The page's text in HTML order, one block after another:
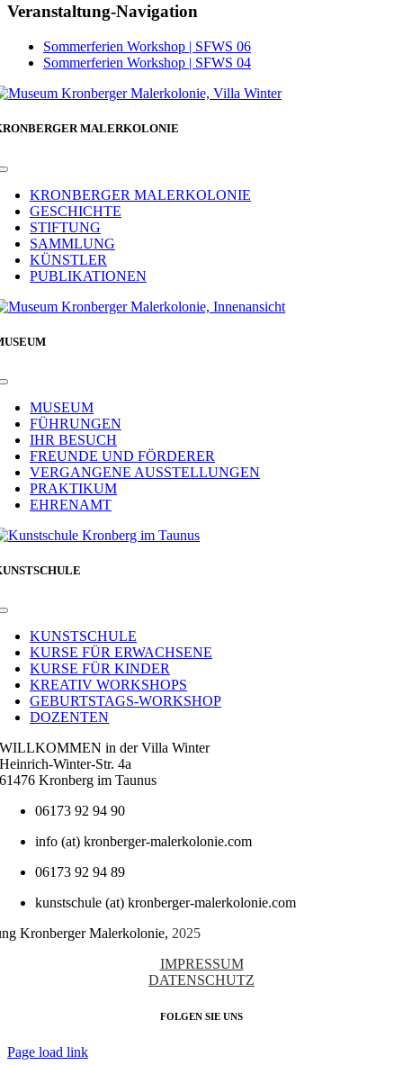
Facebook
Veranstaltung-Navigation
Sommerferien Workshop | SFWS 06
Sommerferien Workshop | SFWS 04
MALERKOLONIE
Toggle
NavigationKRONBERGER MALERKOLONIE
GESCHICHTE
STIFTUNG
SAMMLUNG
KÜNSTLER
PUBLIKATIONEN
Toggle
NavigationMUSEUM
FÜHRUNGEN
IHR BESUCH
FREUNDE UND FÖRDERER
VERGANGENE AUSSTELLUNGEN
PRAKTIKUM
EHRENAMT
Toggle
NavigationKUNSTSCHULE
KURSE FÜR ERWACHSENE
KURSE FÜR KINDER
KREATIV WORKSHOPS
GEBURTSTAGS-WORKSHOP
DOZENTEN
WILLKOMMEN in der Villa Winter
Heinrich-Winter-Str. 4a
61476 Kronberg im Taunus
06173 92 94 90
info (at) kronberger-malerkolonie.com
06173 92 94 89
kunstschule (at) kronberger-malerkolonie.com
Kronberger Malerkolonie, 2025
IMPRESSUM
DATENSCHUTZ
FOLGEN SIE UNS
Page load link